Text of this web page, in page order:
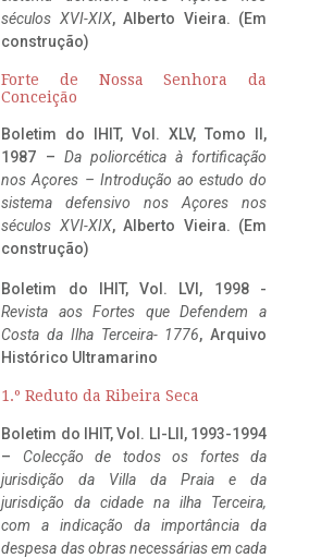
séculos XVI-XIX, Alberto Vieira. (Em
construção)
Forte de Nossa Senhora da
Conceição
Boletim do IHIT, Vol. XLV, Tomo II,
1987 – Da poliorcética à fortificação
nos Açores – Introdução ao estudo do
sistema defensivo nos Açores nos
séculos XVI-XIX, Alberto Vieira. (Em
construção)
Boletim do IHIT, Vol. LVI, 1998 -
Revista aos Fortes que Defendem a
Costa da Ilha Terceira- 1776, Arquivo
Histórico Ultramarino
1.º Reduto da Ribeira Seca
Boletim do IHIT, Vol. LI-LII, 1993-1994
– Colecção de todos os fortes da
jurisdição da Villa da Praia e da
jurisdição da cidade na ilha Terceira,
com a indicação da importância da
despesa das obras necessárias em cada